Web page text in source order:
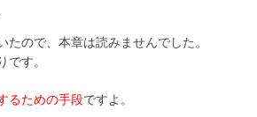
たので、本章は読みませんでした。
です。
るための手段ですよ。